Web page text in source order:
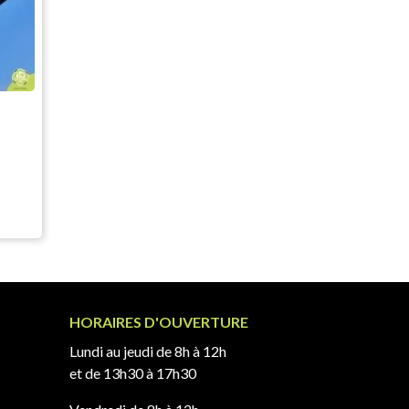
HORAIRES D'OUVERTURE
Lundi au jeudi de 8h à 12h
et de 13h30 à 17h30